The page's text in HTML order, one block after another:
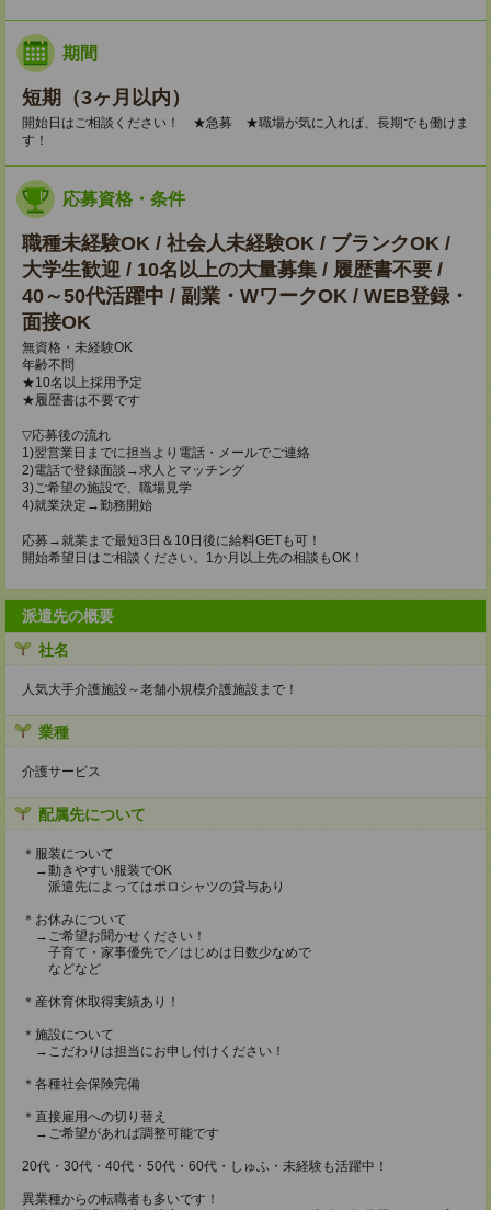
期間
短期（3ヶ月以内）
開始日はご相談ください！ ★急募 ★職場が気に入れば、長期でも働けま
す！
応募資格・条件
職種未経験OK / 社会人未経験OK / ブランクOK /
大学生歓迎 / 10名以上の大量募集 / 履歴書不要 /
40～50代活躍中 / 副業・WワークOK / WEB登録・
面接OK
無資格・未経験OK
年齢不問
★10名以上採用予定
★履歴書は不要です
▽応募後の流れ
1)翌営業日までに担当より電話・メールでご連絡
2)電話で登録面談→求人とマッチング
3)ご希望の施設で、職場見学
4)就業決定→勤務開始
応募→就業まで最短3日＆10日後に給料GETも可！
開始希望日はご相談ください。1か月以上先の相談もOK！
派遣先の概要
社名
人気大手介護施設～老舗小規模介護施設まで！
業種
介護サービス
配属先について
＊服装について
→動きやすい服装でOK
派遣先によってはポロシャツの貸与あり
＊お休みについて
→ご希望お聞かせください！
子育て・家事優先で／はじめは日数少なめで
などなど
＊産休育休取得実績あり！
＊施設について
→こだわりは担当にお申し付けください！
＊各種社会保険完備
＊直接雇用への切り替え
→ご希望があれば調整可能です
20代・30代・40代・50代・60代・しゅふ・未経験も活躍中！
異業種からの転職者も多いです！